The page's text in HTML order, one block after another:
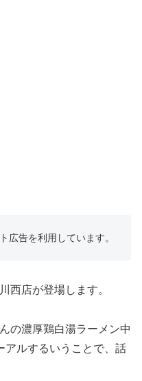
広告を利用しています。
西店が登場します。
の濃厚鶏白湯ラーメン中
アルするいうことで、話